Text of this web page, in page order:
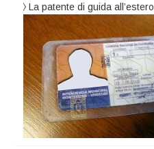
La patente di guida all’estero